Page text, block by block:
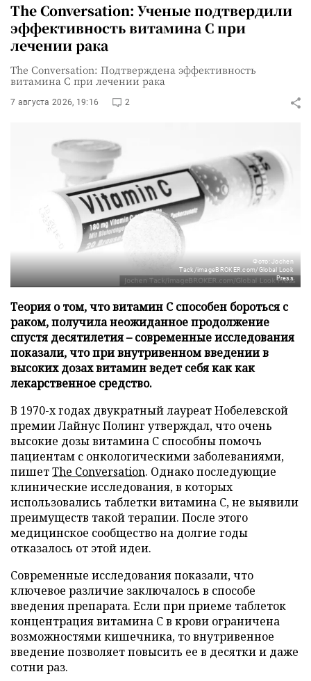
The Conversation: Ученые подтвердили
эффективность витамина C при
лечении рака
The Conversation: Подтверждена эффективность
витамина C при лечении рака
7 августа 2026, 19:16 2
Фото: Jochen
Tack/imageBROKER.com/Global Look
Press
Теория о том, что витамин C способен бороться с
раком, получила неожиданное продолжение
спустя десятилетия – современные исследования
показали, что при внутривенном введении в
высоких дозах витамин ведет себя как как
лекарственное средство.
В 1970-х годах двукратный лауреат Нобелевской
премии Лайнус Полинг утверждал, что очень
высокие дозы витамина C способны помочь
пациентам с онкологическими заболеваниями,
пишетThe Conversation. Однако последующие
клинические исследования, в которых
использовались таблетки витамина C, не выявили
преимуществ такой терапии. После этого
медицинское сообщество на долгие годы
отказалось от этой идеи.
Современные исследования показали, что
ключевое различие заключалось в способе
введения препарата. Если при приеме таблеток
концентрация витамина C в крови ограничена
возможностями кишечника, то внутривенное
введение позволяет повысить ее в десятки и даже
сотни раз.